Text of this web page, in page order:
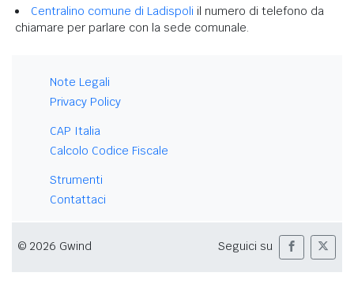
Centralino comune di Ladispoli il numero di telefono da
chiamare per parlare con la sede comunale.
Note Legali
Privacy Policy
CAP Italia
Calcolo Codice Fiscale
Strumenti
Contattaci
© 2026 Gwind Seguici su